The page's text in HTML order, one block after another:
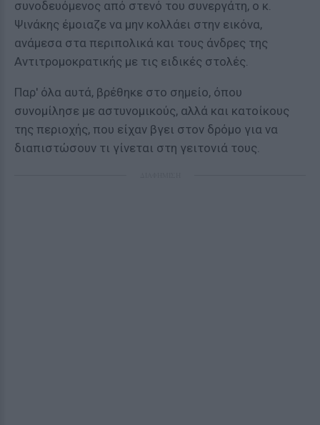
συνοδευόμενος από στενό του συνεργάτη, ο κ.
Ψινάκης έμοιαζε να μην κολλάει στην εικόνα,
ανάμεσα στα περιπολικά και τους άνδρες της
Αντιτρομοκρατικής με τις ειδικές στολές.
Παρ' όλα αυτά, βρέθηκε στο σημείο, όπου
συνομίλησε με αστυνομικούς, αλλά και κατοίκους
της περιοχής, που είχαν βγει στον δρόμο για να
διαπιστώσουν τι γίνεται στη γειτονιά τους.